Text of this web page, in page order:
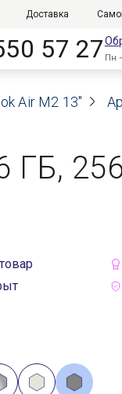
Доставка
57 27Пн
Air M2 13"
ГБ,